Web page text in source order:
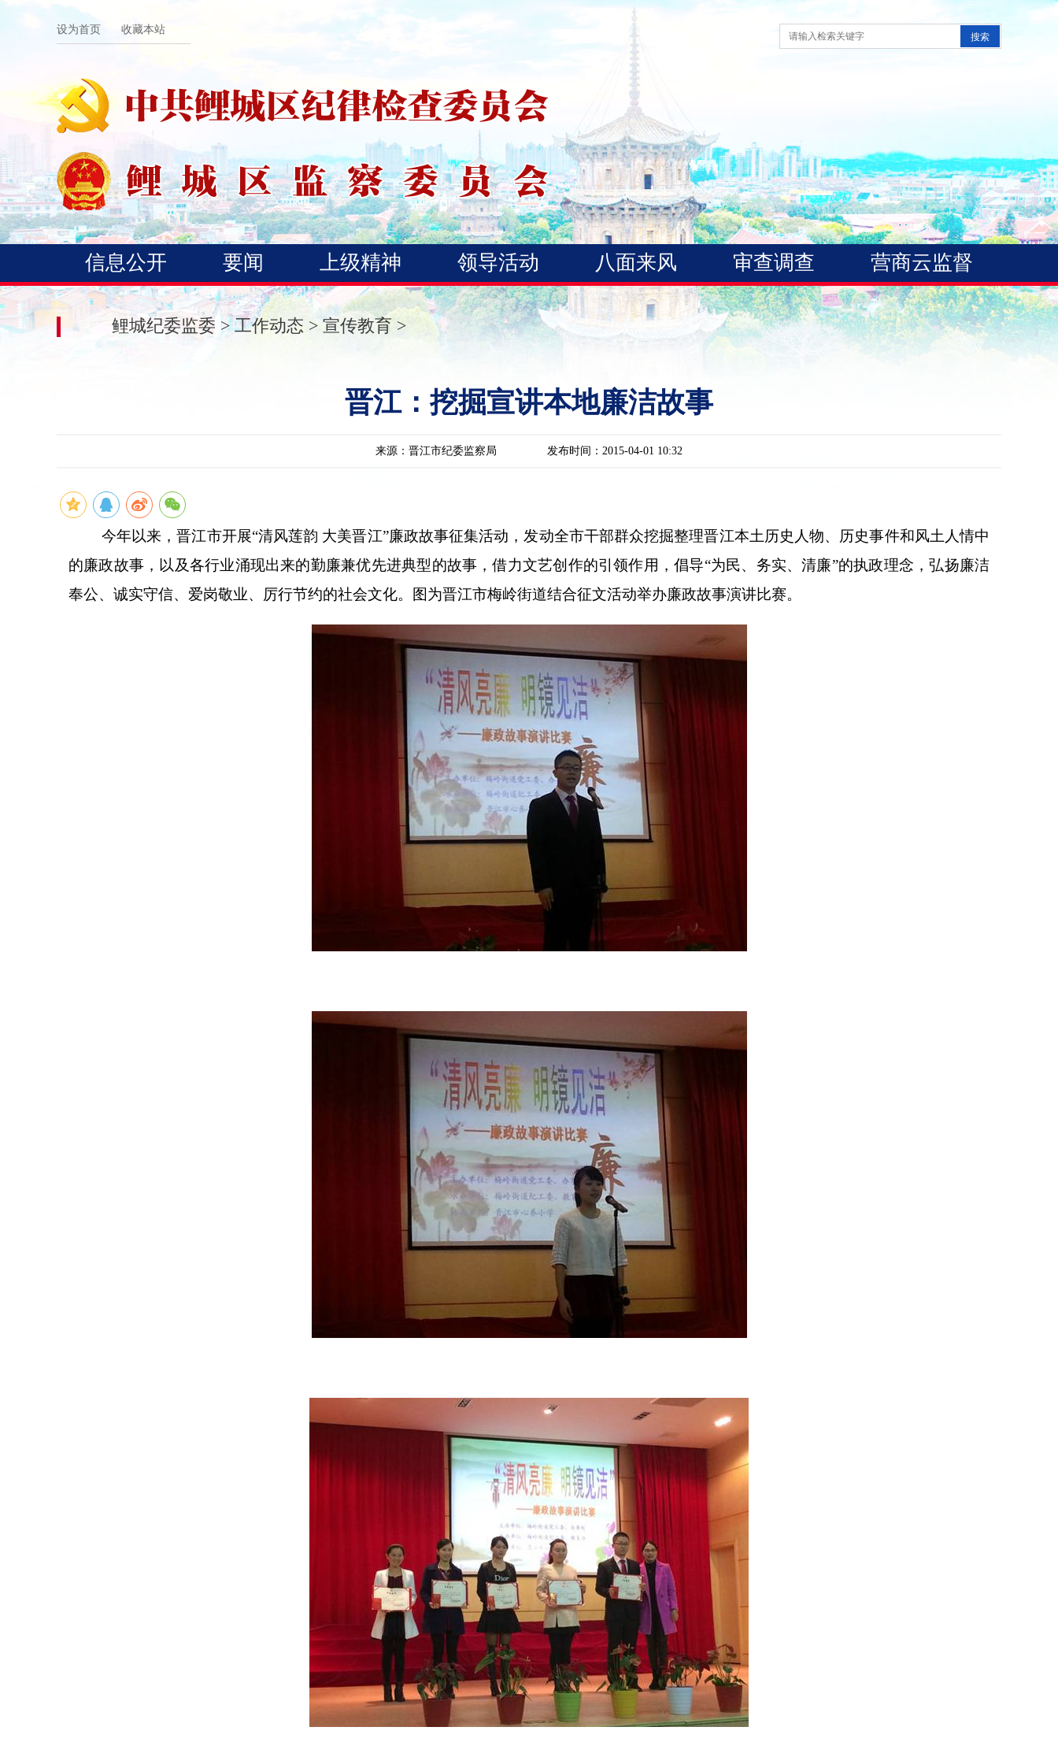
设为首页 收藏本站
信息公开 要闻 上级精神 领导活动 八面来风 审查调查 营商云监督
鲤城纪委监委 >工作动态 > 宣传教育>
晋江：挖掘宣讲本地廉洁故事
来源：晋江市纪委监察局 发布时间：2015-04-01 10:32
今年以来，晋江市开展“清风莲韵 大美晋江”廉政故事征集活动，发动全市干部群众挖掘整理晋江本土历史人物、历史事件和风土人情中
的廉政故事，以及各行业涌现出来的勤廉兼优先进典型的故事，借力文艺创作的引领作用 ，倡导“为民、务实、清廉”的执政理念，弘扬廉洁
奉公、诚实守信、爱岗敬业、厉行节约的社会文化。图为晋江市梅岭街道结合征文活动举办廉政故事演讲比赛。